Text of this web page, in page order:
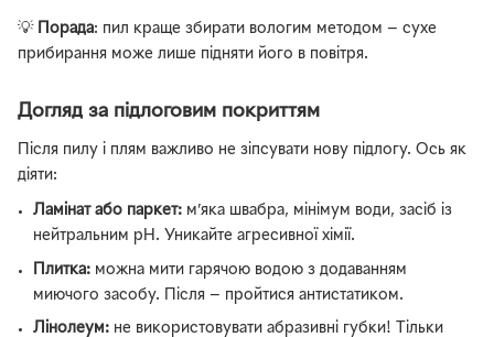
💡 Порада: пил краще збирати вологим методом — сухе
прибирання може лише підняти його в повітря.
Догляд за підлоговим покриттям
Після пилу і плям важливо не зіпсувати нову підлогу. Ось як
діяти:
Ламінат або паркет: м’яка швабра, мінімум води, засіб із
нейтральним pH. Уникайте агресивної хімії.
Плитка: можна мити гарячою водою з додаванням
миючого засобу. Після — пройтися антистатиком.
Лінолеум: не використовувати абразивні губки! Тільки